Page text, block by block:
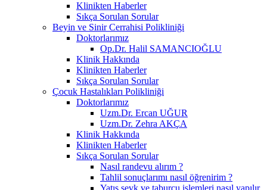
Klinikten Haberler
Sıkça Sorulan Sorular
Beyin ve Sinir Cerrahisi Polikliniği
Doktorlarımız
Op.Dr. Halil SAMANCIOĞLU
Klinik Hakkında
Klinikten Haberler
Sıkça Sorulan Sorular
Çocuk Hastalıkları Polikliniği
Doktorlarımız
Uzm.Dr. Ercan UĞUR
Uzm.Dr. Zehra AKÇA
Klinik Hakkında
Klinikten Haberler
Sıkça Sorulan Sorular
Nasıl randevu alırım ?
Tahlil sonuçlarımı nasıl öğrenirim ?
Yatış sevk ve taburcu işlemleri nasıl yapılır